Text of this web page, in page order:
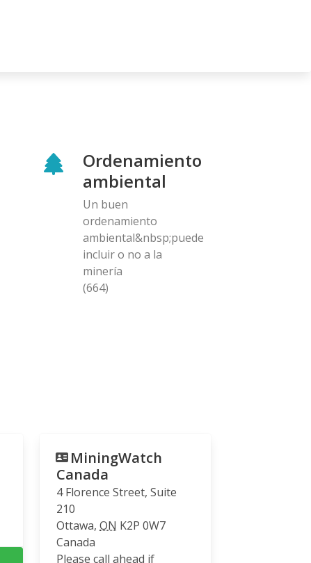
Ordenamiento
ambiental
Un buen
ordenamiento
ambiental&nbsp;puede
incluir o no a la
minería
(664)
MiningWatch
Canada
4 Florence Street, Suite
210
Ottawa, ON K2P 0W7
Canada
Please call ahead if